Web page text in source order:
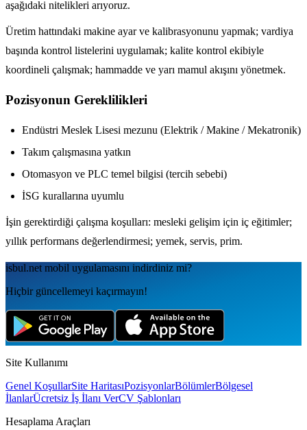
aşağıdaki nitelikleri arıyoruz.
Üretim hattındaki makine ayar ve kalibrasyonunu yapmak; vardiya
başında kontrol listelerini uygulamak; kalite kontrol ekibiyle
koordineli çalışmak; hammadde ve yarı mamul akışını yönetmek.
Pozisyonun Gereklilikleri
Endüstri Meslek Lisesi mezunu (Elektrik / Makine / Mekatronik)
Takım çalışmasına yatkın
Otomasyon ve PLC temel bilgisi (tercih sebebi)
İSG kurallarına uyumlu
İşin gerektirdiği çalışma koşulları: mesleki gelişim için iç eğitimler;
yıllık performans değerlendirmesi; yemek, servis, prim.
isbul.net mobil uygulamаsını indirdiniz mi?
Hiçbir güncellemeyi kaçırmayın!
Site Kullanımı
Genel KoşullarSite HaritasıPozisyonlarBölümlerBölgesel
İlanlarÜcretsiz İş İlanı VerCV Şablonları
Hesaplama Araçları